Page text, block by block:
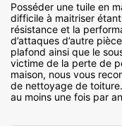
Posséder une tuile en
difficile à maitriser
résistance et la
d’attaques d’autre
plafond ainsi que le
victime de la perte de
maison, nous vous
de nettoyage de
au moins une fois par